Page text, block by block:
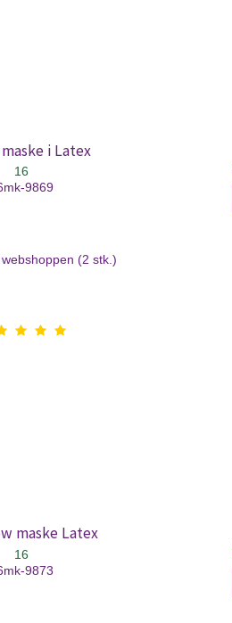
i Latex
16
9869
(2 stk.)
maske Latex
16
9873